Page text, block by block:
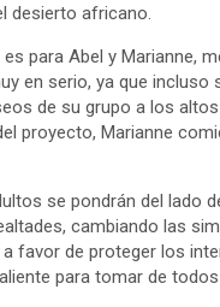
desierto africano.
para Abel y Marianne,
en serio, ya que
de su grupo a los
proyecto, Marianne
se pondrán del lado
cambiando las
favor de proteger los
para tomar de